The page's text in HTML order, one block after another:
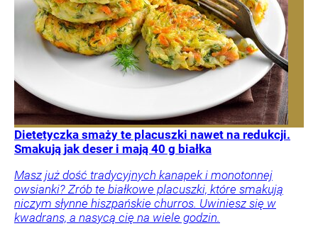
Dietetyczka smaży te placuszki nawet na redukcji.
Smakują jak deser i mają 40 g białka
Masz już dość tradycyjnych kanapek i monotonnej
owsianki? Zrób te białkowe placuszki, które smakują
niczym słynne hiszpańskie churros. Uwiniesz się w
kwadrans, a nasycą cię na wiele godzin.